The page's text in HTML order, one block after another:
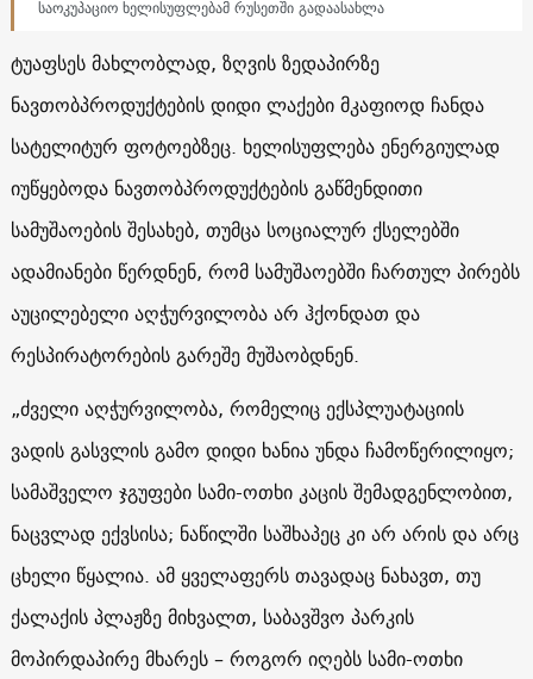
საოკუპაციო ხელისუფლებამ რუსეთში გადაასახლა
ტუაფსეს მახლობლად, ზღვის ზედაპირზე
ნავთობპროდუქტების დიდი ლაქები მკაფიოდ ჩანდა
სატელიტურ ფოტოებზეც. ხელისუფლება ენერგიულად
იუწყებოდა ნავთობპროდუქტების გაწმენდითი
სამუშაოების შესახებ, თუმცა სოციალურ ქსელებში
ადამიანები წერდნენ, რომ სამუშაოებში ჩართულ პირებს
აუცილებელი აღჭურვილობა არ ჰქონდათ და
რესპირატორების გარეშე მუშაობდნენ.
„ძველი აღჭურვილობა, რომელიც ექსპლუატაციის
ვადის გასვლის გამო დიდი ხანია უნდა ჩამოწერილიყო;
სამაშველო ჯგუფები სამი-ოთხი კაცის შემადგენლობით,
ნაცვლად ექვსისა; ნაწილში საშხაპეც კი არ არის და არც
ცხელი წყალია. ამ ყველაფერს თავადაც ნახავთ, თუ
ქალაქის პლაჟზე მიხვალთ, საბავშვო პარკის
მოპირდაპირე მხარეს – როგორ იღებს სამი-ოთხი